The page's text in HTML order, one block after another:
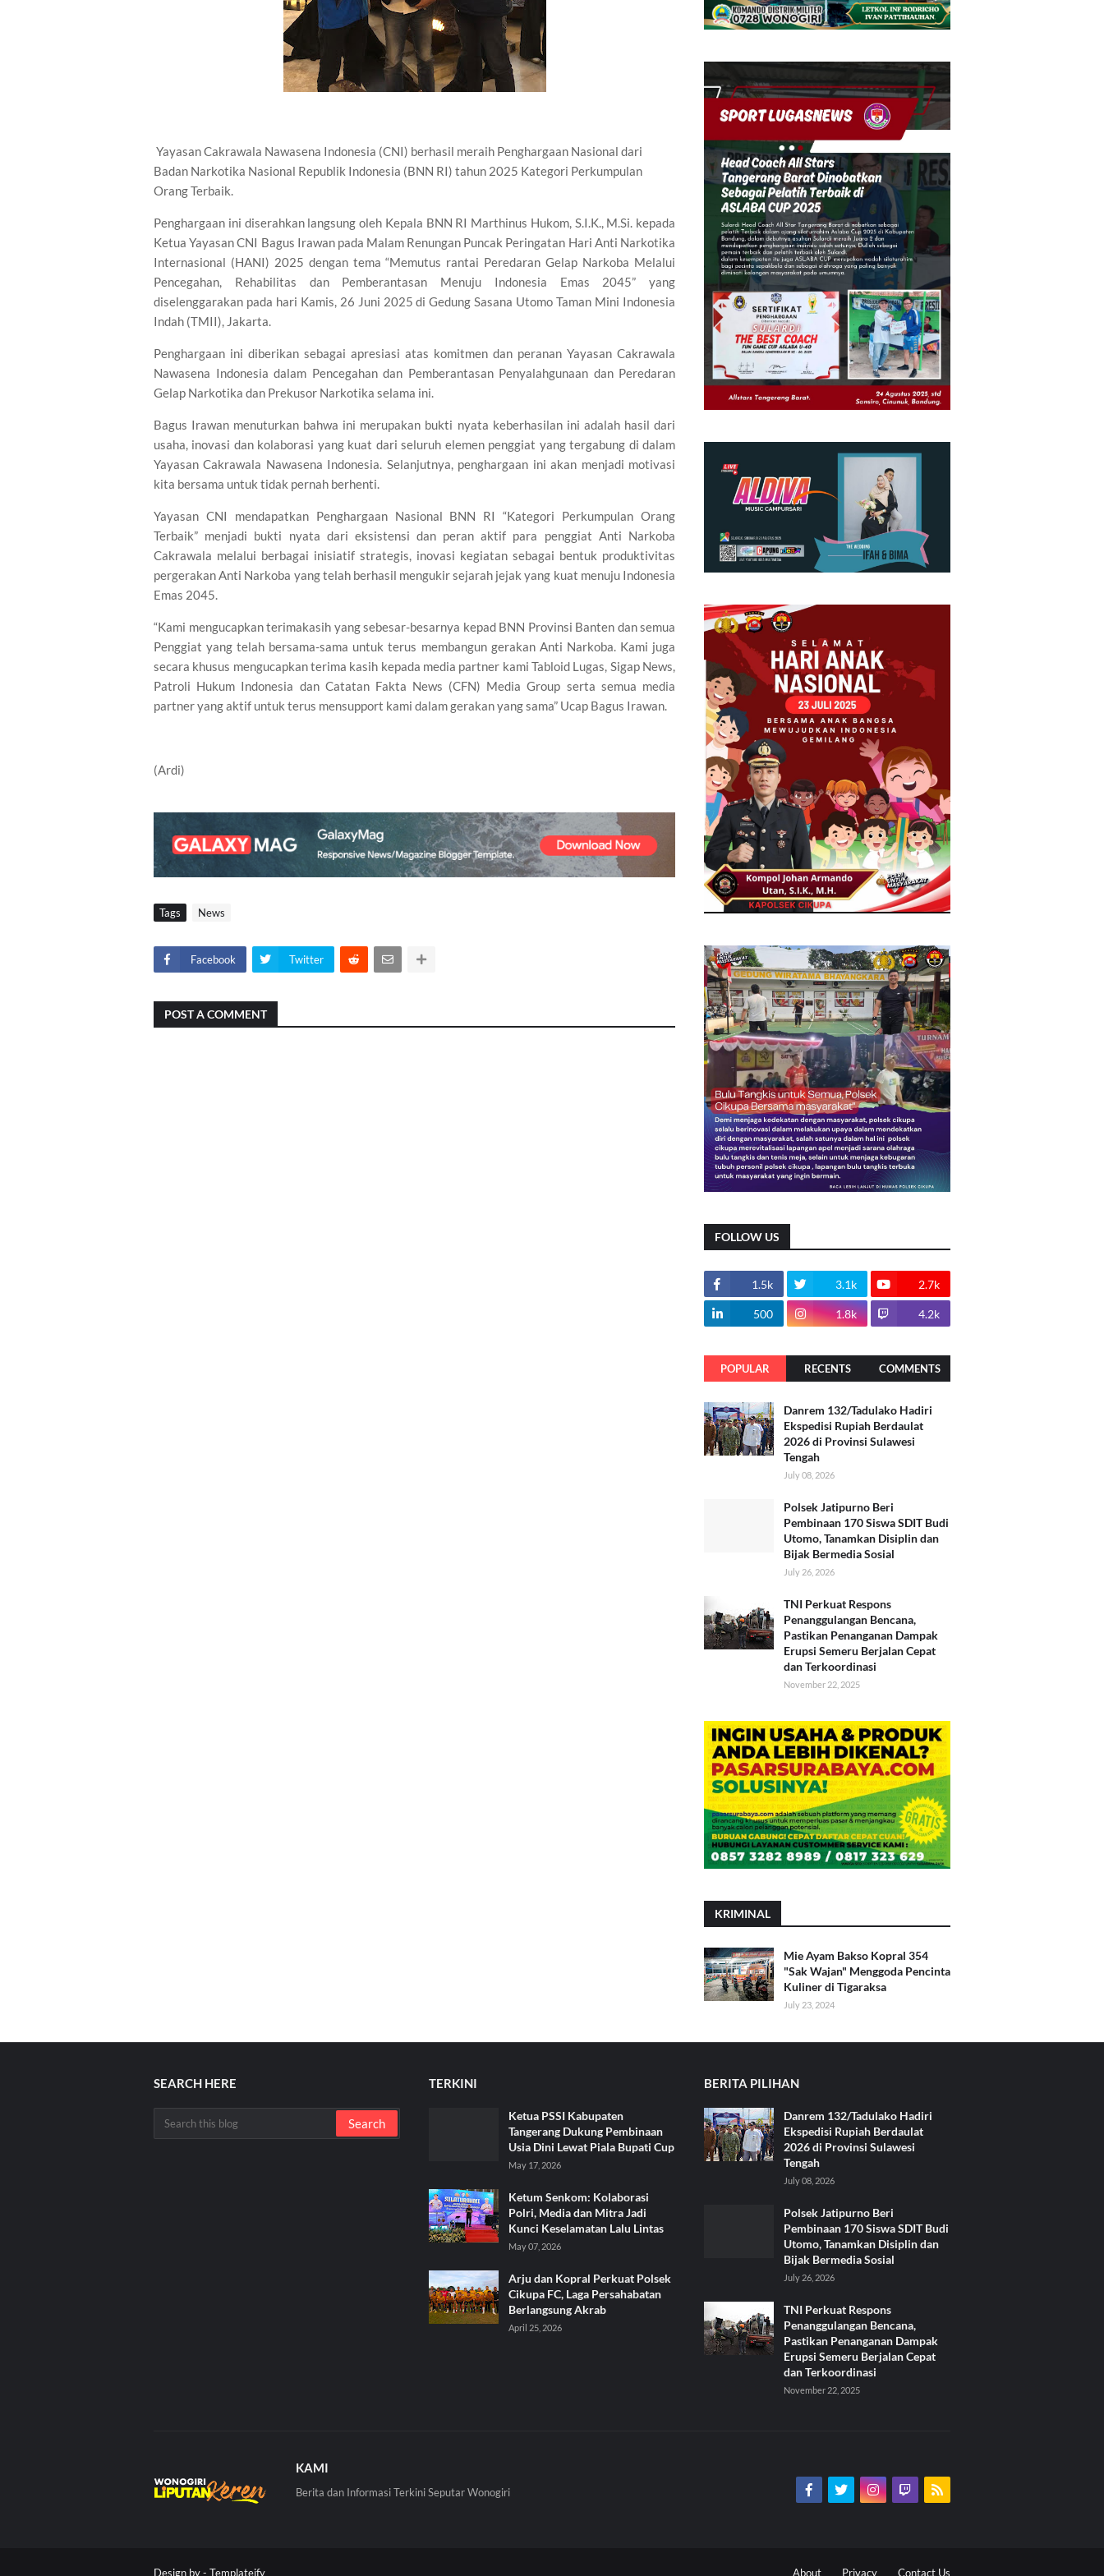
Yayasan Cakrawala Nawasena Indonesia (CNI) berhasil meraih Penghargaan Nasional dari
Badan Narkotika Nasional Republik Indonesia (BNN RI) tahun 2025 Kategori Perkumpulan
Orang Terbaik.
Penghargaan ini diserahkan langsung oleh Kepala BNN RI Marthinus Hukom, S.I.K., M.Si. kepada
Ketua Yayasan CNI Bagus Irawan pada Malam Renungan Puncak Peringatan Hari Anti Narkotika
Internasional (HANI) 2025 dengan tema “Memutus rantai Peredaran Gelap Narkoba Melalui
Pencegahan, Rehabilitas dan Pemberantasan Menuju Indonesia Emas 2045” yang
diselenggarakan pada hari Kamis, 26 Juni 2025 di Gedung Sasana Utomo Taman Mini Indonesia
Indah (TMII), Jakarta.
Penghargaan ini diberikan sebagai apresiasi atas komitmen dan peranan Yayasan Cakrawala
Nawasena Indonesia dalam Pencegahan dan Pemberantasan Penyalahgunaan dan Peredaran
Gelap Narkotika dan Prekusor Narkotika selama ini.
Bagus Irawan menuturkan bahwa ini merupakan bukti nyata keberhasilan ini adalah hasil dari
usaha, inovasi dan kolaborasi yang kuat dari seluruh elemen penggiat yang tergabung di dalam
Yayasan Cakrawala Nawasena Indonesia. Selanjutnya, penghargaan ini akan menjadi motivasi
kita bersama untuk tidak pernah berhenti.
Yayasan CNI mendapatkan Penghargaan Nasional BNN RI “Kategori Perkumpulan Orang
Terbaik” menjadi bukti nyata dari eksistensi dan peran aktif para penggiat Anti Narkoba
Cakrawala melalui berbagai inisiatif strategis, inovasi kegiatan sebagai bentuk produktivitas
pergerakan Anti Narkoba yang telah berhasil mengukir sejarah jejak yang kuat menuju Indonesia
Emas 2045.
“Kami mengucapkan terimakasih yang sebesar-besarnya kepad BNN Provinsi Banten dan semua
Penggiat yang telah bersama-sama untuk terus membangun gerakan Anti Narkoba. Kami juga
secara khusus mengucapkan terima kasih kepada media partner kami Tabloid Lugas, Sigap News,
Patroli Hukum Indonesia dan Catatan Fakta News (CFN) Media Group serta semua media
partner yang aktif untuk terus mensupport kami dalam gerakan yang sama” Ucap Bagus Irawan.
(Ardi)
Tags News
Facebook Twitter
POST A COMMENT
FOLLOW US
1.5k 3.1k 2.7k
500 1.8k 4.2k
POPULAR RECENTS COMMENTS
Danrem 132/Tadulako Hadiri
Ekspedisi Rupiah Berdaulat
2026 di Provinsi Sulawesi
Tengah
July 08, 2026
Polsek Jatipurno Beri
Pembinaan 170 Siswa SDIT Budi
Utomo, Tanamkan Disiplin dan
Bijak Bermedia Sosial
July 26, 2026
TNI Perkuat Respons
Penanggulangan Bencana,
Pastikan Penanganan Dampak
Erupsi Semeru Berjalan Cepat
dan Terkoordinasi
November 22, 2025
KRIMINAL
Mie Ayam Bakso Kopral 354
"Sak Wajan" Menggoda Pencinta
Kuliner di Tigaraksa
July 23, 2024
SEARCH HERE TERKINI
Ketua PSSI Kabupaten
Tangerang Dukung Pembinaan
Usia Dini Lewat Piala Bupati Cup
May 17, 2026
Ketum Senkom: Kolaborasi
Polri, Media dan Mitra Jadi
Kunci Keselamatan Lalu Lintas
May 07, 2026
Arju dan Kopral Perkuat Polsek
Cikupa FC, Laga Persahabatan
Berlangsung Akrab
April 25, 2026
BERITA PILIHAN
Danrem 132/Tadulako Hadiri
Ekspedisi Rupiah Berdaulat
2026 di Provinsi Sulawesi
Tengah
July 08, 2026
Polsek Jatipurno Beri
Pembinaan 170 Siswa SDIT Budi
Utomo, Tanamkan Disiplin dan
Bijak Bermedia Sosial
July 26, 2026
TNI Perkuat Respons
Penanggulangan Bencana,
Pastikan Penanganan Dampak
Erupsi Semeru Berjalan Cepat
dan Terkoordinasi
November 22, 2025
KAMI
Berita dan Informasi Terkini Seputar Wonogiri
Design by - Templateify About Privacy Contact Us